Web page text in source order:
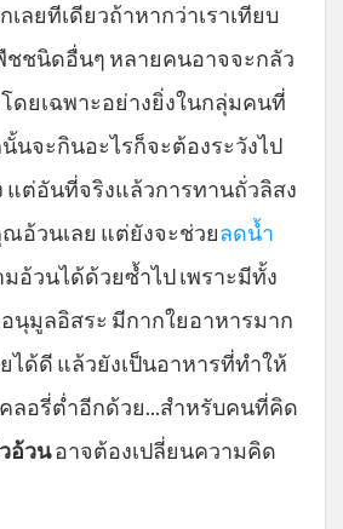
ลยทีเดียวถ้าหากว่าเราเทียบ
ชนิดอื่นๆ หลายคนอาจจะกลัว
ดยเฉพาะอย่างยิ่งในกลุ่มคนที่
นจะกินอะไรก็จะต้องระวังไป
ต่อันที่จริงแล้วการทานถั่วลิสง
อ้วนเลย แต่ยังจะช่วยลดน้ำ
อ้วนได้ด้วยซ้ำไป เพราะมีทั้ง
นุมูลอิสระ มีกากใยอาหารมาก
ได้ดี แล้วยังเป็นอาหารที่ทำให้
ลอรี่ต่ำอีกด้วย...สำหรับคนที่คิด
อ้วนอาจต้องเปลี่ยนความคิด